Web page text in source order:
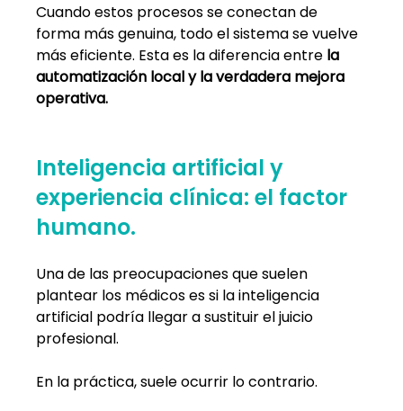
Cuando estos procesos se conectan de
forma más genuina, todo el sistema se vuelve
más eficiente. Esta es la diferencia entre la
automatización local y la verdadera mejora
operativa.
Inteligencia artificial y
experiencia clínica: el factor
humano.
Una de las preocupaciones que suelen
plantear los médicos es si la inteligencia
artificial podría llegar a sustituir el juicio
profesional.
En la práctica, suele ocurrir lo contrario.